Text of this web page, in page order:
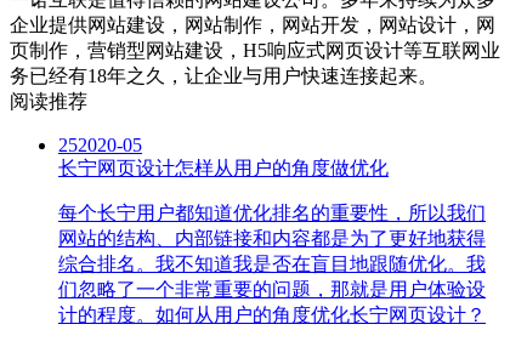
企业提供网站建设，网站制作，网站开发，网站设计，网
页制作，营销型网站建设，H5响应式网页设计等互联网业
务已经有18年之久，让企业与用户快速连接起来。
阅读推荐
252020-05
长宁网页设计怎样从用户的角度做优化
每个长宁用户都知道优化排名的重要性，所以我们
网站的结构、内部链接和内容都是为了更好地获得
综合排名。我不知道我是否在盲目地跟随优化。我
们忽略了一个非常重要的问题，那就是用户体验设
计的程度。如何从用户的角度优化长宁网页设计？